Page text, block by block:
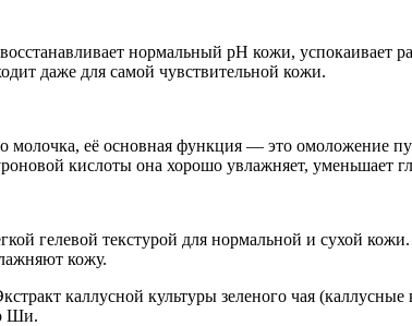
нормальный pH кожи,
даже для самой чувствительной кожи.
её основная функция — это омоложение
кислоты она хорошо увлажняет, уменьшает
гелевой текстурой для нормальной и сухой
кожу.
каллусной культуры зеленого чая
Ши.